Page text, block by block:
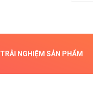
TRẢI NGHIỆM SẢN PHẨM